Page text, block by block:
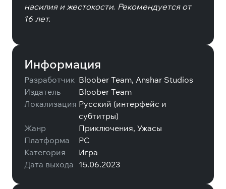
насилия и жестокости. Рекомендуется от
16 лет.
Информация
Разработчик Bloober Team, Anshar Studios
Издатель
Bloober Team
Локализация Русский (интерфейс и
субтитры)
Жанр
Приключения, Ужасы
Платформа
PC
Категория
Игра
Дата выхода 15.06.2023